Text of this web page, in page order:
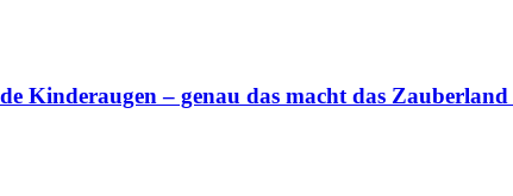
Kinderaugen – genau das macht das